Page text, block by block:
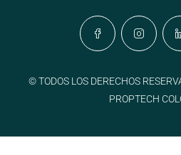
© TODOS LOS DERECHOS
PROPTECH